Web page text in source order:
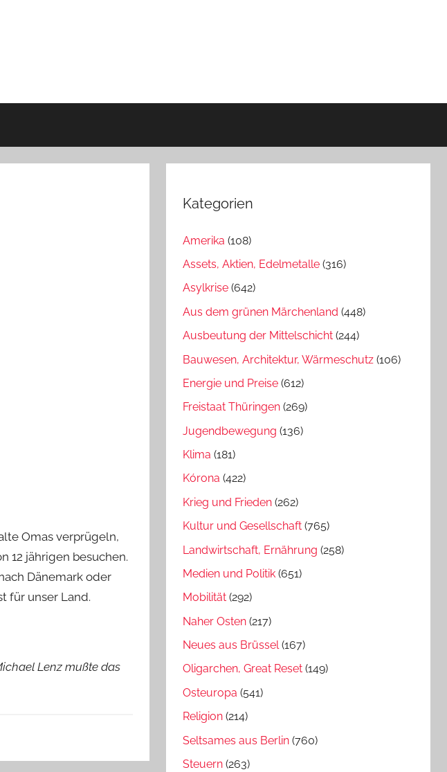
Omas verprügeln,
12 jährigen besuchen.
Dänemark oder
für unser Land.
Lenz mußte das
Kategorien
Amerika (108)
Assets, Aktien, Edelmetalle (316)
Asylkrise (642)
Aus dem grünen Märchenland (448)
Ausbeutung der Mittelschicht (244)
Bauwesen, Architektur, Wärmeschutz (106)
Energie und Preise (612)
Freistaat Thüringen (269)
Jugendbewegung (136)
Klima (181)
Kórona (422)
Krieg und Frieden (262)
Kultur und Gesellschaft (765)
Landwirtschaft, Ernährung (258)
Medien und Politik (651)
Mobilität (292)
Naher Osten (217)
Neues aus Brüssel(167)
Oligarchen, Great Reset (149)
Osteuropa (541)
Religion (214)
Seltsames aus Berlin (760)
Steuern (263)